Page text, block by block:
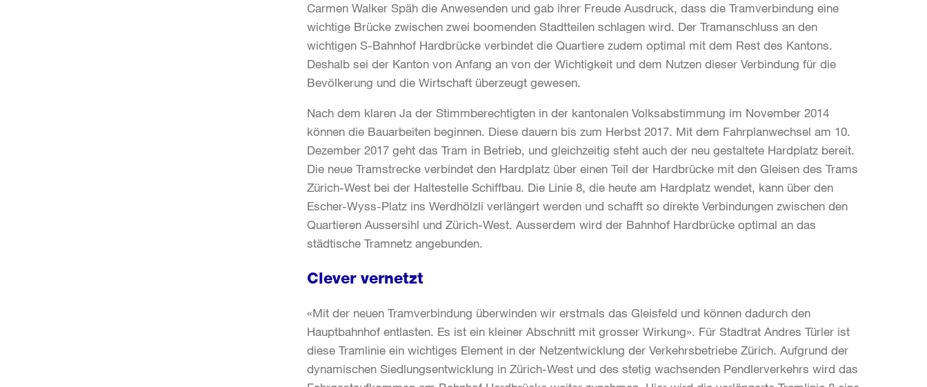
Carmen Walker Späh die Anwesenden und gab ihrer Freude Ausdruck, dass die Tramverbindung eine
wichtige Brücke zwischen zwei boomenden Stadtteilen schlagen wird. Der Tramanschluss an den
wichtigen S-Bahnhof Hardbrücke verbindet die Quartiere zudem optimal mit dem Rest des Kantons.
Deshalb sei der Kanton von Anfang an von der Wichtigkeit und dem Nutzen dieser Verbindung für die
Bevölkerung und die Wirtschaft überzeugt gewesen.
Nach dem klaren Ja der Stimmberechtigten in der kantonalen Volksabstimmung im November 2014
können die Bauarbeiten beginnen. Diese dauern bis zum Herbst 2017. Mit dem Fahrplanwechsel am 10.
Dezember 2017 geht das Tram in Betrieb, und gleichzeitig steht auch der neu gestaltete Hardplatz bereit.
Die neue Tramstrecke verbindet den Hardplatz über einen Teil der Hardbrücke mit den Gleisen des Trams
Zürich-West bei der Haltestelle Schiffbau. Die Linie 8, die heute am Hardplatz wendet, kann über den
Escher-Wyss-Platz ins Werdhölzli verlängert werden und schafft so direkte Verbindungen zwischen den
Quartieren Aussersihl und Zürich-West. Ausserdem wird der Bahnhof Hardbrücke optimal an das
städtische Tramnetz angebunden.
Clever vernetzt
«Mit der neuen Tramverbindung überwinden wir erstmals das Gleisfeld und können dadurch den
Hauptbahnhof entlasten. Es ist ein kleiner Abschnitt mit grosser Wirkung». Für Stadtrat Andres Türler ist
diese Tramlinie ein wichtiges Element in der Netzentwicklung der Verkehrsbetriebe Zürich. Aufgrund der
dynamischen Siedlungsentwicklung in Zürich-West und des stetig wachsenden Pendlerverkehrs wird das